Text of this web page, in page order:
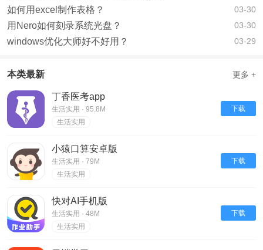
如何用excel制作表格？ 03-30
用Nero如何刻录系统光盘？ 03-30
windows优化大师好不好用？ 03-29
本类最新 更多 +
丁香医考app
生活实用 · 95.8M
生活实用
下载
小猿口算安卓版
生活实用 · 79M
生活实用
下载
快对AI手机版
生活实用 · 48M
生活实用
下载